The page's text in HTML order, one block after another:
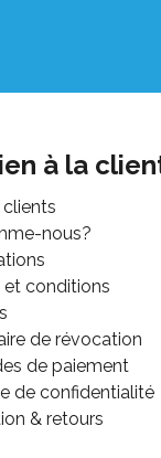
à la
clients
nous?
et conditions
de révocation
de paiement
de confidentialité
& retours